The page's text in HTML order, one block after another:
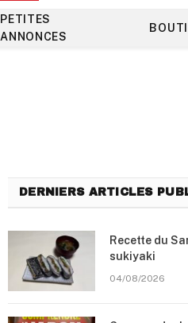
PETITES
ANNONCES
DERNIERS ARTICLES
Recette du
sukiyaki
04/08/2026